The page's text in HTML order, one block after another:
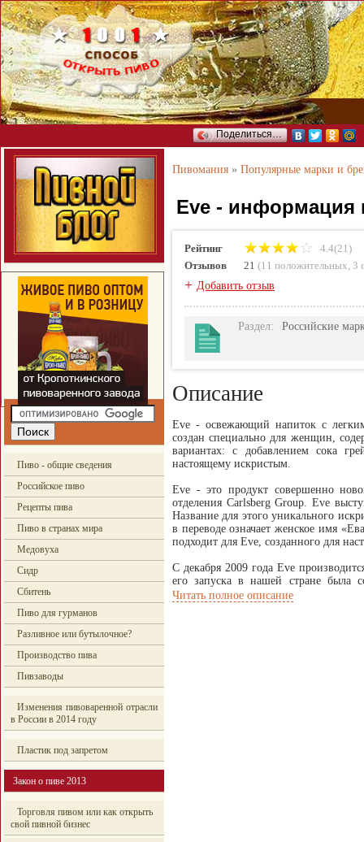
Поделиться…
Пиво - общие сведения
Российское пиво
Рецепты пива
Пиво в странах мира
Медовуха
Сидр
Сбитень
Пиво для гурманов
Разливное или бутылочное?
Производство пива
Пивзаводы
Изменения пивоваренной отрасли
в России в 2014 году
Пластик под запретом
Закон о пиве 2013
Торговля пивом или как открыть
свой пивной бизнес
Пивомания » Популярные марки и
Eve - информация
Рейтинг
4.4(21)
Отзывов
21 (11 положительных, 3
+ Добавить отзыв
Раздел: Российские
Описание
Eve - освежающий напиток с
создан специально для женщин,
вариантах: с добавлением сока
настоящему искристым.
Eve - это продукт совершенно
отделения Carlsberg Group. Eve
Название для этого уникального
в переводе означает женское имя
подходит для Eve, созданного для
С декабря 2009 года Eve
его запуска в нашей стране была
небольшая бутылка 0,33 литра c
Читать полное описание